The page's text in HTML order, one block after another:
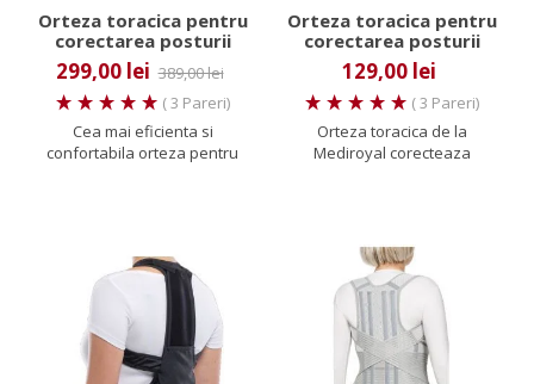
Orteza toracica pentru
corectarea posturii
Mediroyal EXTO Light
299,00 lei 389,00 lei
( 3 Pareri)
Cea mai eficienta si
confortabila orteza pentru
Orteza toracica pentru
corectarea posturii
Mediroyal
129,00 lei
( 3 Pareri)
Orteza toracica de la
Mediroyal corecteaza